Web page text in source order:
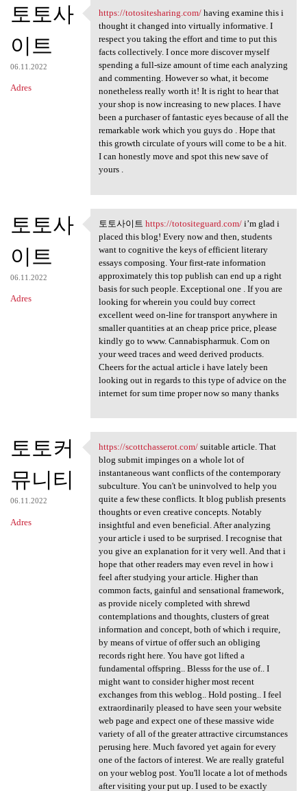
토토사
이트
06.11.2022
Adres
https://totositesharing.com/
https://totositesharing.com/having examine this i
thought it changed into virtually informative. I
respect you taking the effort and time to put this
facts collectively. I once more discover myself
spending a full-size amount of time each analyzing
and commenting. However so what, it become
nonetheless really worth it! It is right to hear that
your shop is now increasing to new places. I have
been a purchaser of fantastic eyes because of all the
remarkable work which you guys do . Hope that
this growth circulate of yours will come to be a hit.
I can honestly move and spot this new save of
yours .
토토사
이트
06.11.2022
Adres
토토사이트 https://totositeguard
토토사이트 https://totositeguard.com/i’m glad i
placed this blog! Every now and then, students
want to cognitive the keys of efficient literary
essays composing. Your first-rate information
approximately this top publish can end up a right
basis for such people. Exceptional one . If you are
looking for wherein you could buy correct
excellent weed on-line for transport anywhere in
smaller quantities at an cheap price price, please
kindly go to www. Cannabispharmuk. Com on
your weed traces and weed derived products.
Cheers for the actual article i have lately been
looking out in regards to this type of advice on the
internet for sum time proper now so many thanks
토토커
뮤니티
06.11.2022
Adres
https://scottchasserot.com/
https://scottchasserot.com/suitable article. That
blog submit impinges on a whole lot of
instantaneous want conflicts of the contemporary
subculture. You can't be uninvolved to help you
quite a few these conflicts. It blog publish presents
thoughts or even creative concepts. Notably
insightful and even beneficial. After analyzing
your article i used to be surprised. I recognise that
you give an explanation for it very well. And that i
hope that other readers may even revel in how i
feel after studying your article. Higher than
common facts, gainful and sensational framework,
as provide nicely completed with shrewd
contemplations and thoughts, clusters of great
information and concept, both of which i require,
by means of virtue of offer such an obliging
records right here. You have got lifted a
fundamental offspring.. Blesss for the use of.. I
might want to consider higher most recent
exchanges from this weblog.. Hold posting.. I feel
extraordinarily pleased to have seen your website
web page and expect one of these massive wide
variety of all of the greater attractive circumstances
perusing here. Much favored yet again for every
one of the factors of interest. We are really grateful
on your weblog post. You'll locate a lot of methods
after visiting your put up. I used to be exactly